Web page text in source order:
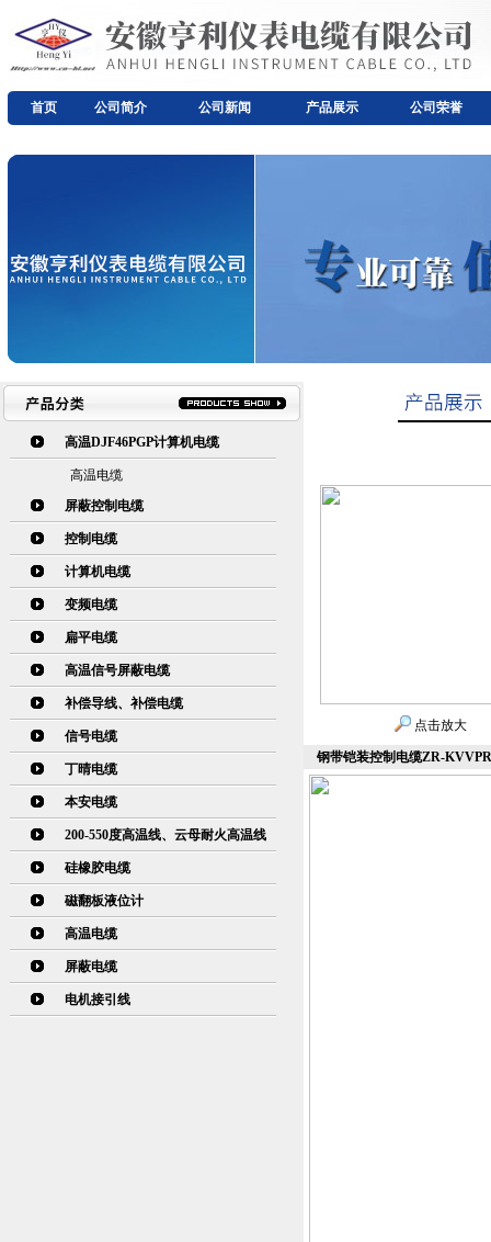
首页 公司简介 公司新闻 产品展示 公司荣誉
高温DJF46PGP计算机电缆
高温电缆
屏蔽控制电缆
控制电缆
计算机电缆
变频电缆
扁平电缆
高温信号屏蔽电缆
补偿导线、补偿电缆
信号电缆
丁晴电缆
本安电缆
200-550度高温线、云母耐火高温线
硅橡胶电缆
磁翻板液位计
高温电缆
屏蔽电缆
电机接引线
点击放大
钢带铠装控制电缆ZR-